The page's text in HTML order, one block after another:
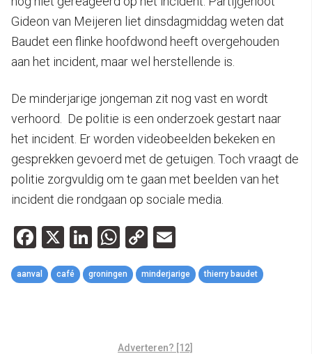
Gideon van Meijeren liet dinsdagmiddag weten dat
Baudet een flinke hoofdwond heeft overgehouden
aan het incident, maar wel herstellende is.
De minderjarige jongeman zit nog vast en wordt
verhoord. De politie is een onderzoek gestart naar
het incident. Er worden videobeelden bekeken en
gesprekken gevoerd met de getuigen. Toch vraagt de
politie zorgvuldig om te gaan met beelden van het
incident die rondgaan op sociale media.
Facebook
X LinkedIn
WhatsApp
Copy
Link
aanval café groningen minderjarige thierry baudet
Adverteren? [12]